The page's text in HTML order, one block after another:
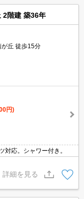
2階建 築36年
丘 徒歩15分
円)
対応。シャワー付き。
詳細を見る